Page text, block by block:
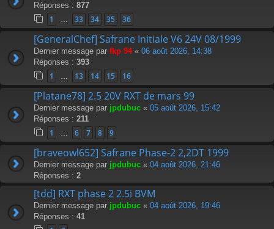
Réponses : 877
1 … 33 34 35 36
[GeneralChef] Safrane Initiale V6 24V 08/1999
Dernier message par fkp 94« 06 août 2026, 14:38
Réponses : 393
1 … 13 14 15 16
[Platane78] 2.5 20V RXT de mars 99
Dernier message par jpdubuc « 05 août 2026, 15:42
Réponses : 211
1 … 6 7 8 9
[braveowl652] Safrane Phase-2 2,2DT 1999
Dernier message par jpdubuc « 04 août 2026, 21:46
Réponses : 2
[tdd] RXT phase 2 2.5i BVM
Dernier message par jpdubuc « 04 août 2026, 19:46
Réponses : 41